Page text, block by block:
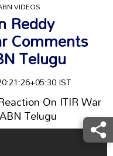
VIDEOS
Reddy
Comments
Telugu
IST
On ITIR War
Telugu